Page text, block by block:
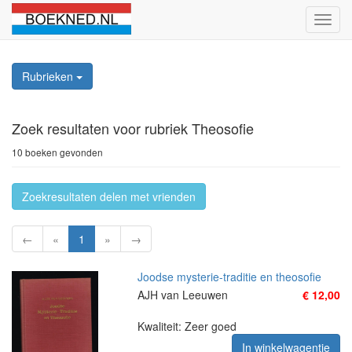
Rubrieken
Zoek resultaten voor rubriek Theosofie
10 boeken gevonden
Zoekresultaten delen met vrienden
← « 1 » →
Joodse mysterie-traditie en theosofie
AJH van Leeuwen
€ 12,00
Kwaliteit: Zeer goed
In winkelwagentje